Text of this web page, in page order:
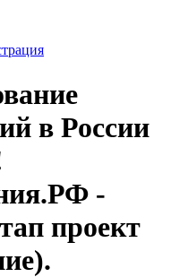
в России
-
проект